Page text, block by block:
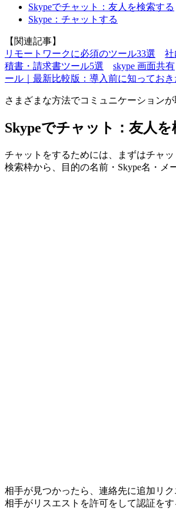
Skypeでチャット：友人を検索する
Skype：チャットする
【関連記事】
リモートワークに必須のツール33選
社
積書・請求書ツール5選
skype 画面共有
ール｜最新比較版：導入前に知ってお
さまざまな方法でコミュニケーション
Skypeでチャット：友人を
チャットをするためには、まずはチャ
検索枠から、目的の名前・Skype名・
相手が見つかったら、連絡先に追加リ
相手がリスエストを許可をして認証をす